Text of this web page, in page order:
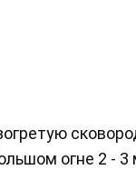
огне 2 -